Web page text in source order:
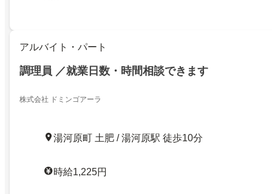
アルバイト・パート
調理員 ／就業日数・時間相談できます
株式会社 ドミンゴアーラ
湯河原町 土肥 / 湯河原駅 徒歩10分
時給1,225円